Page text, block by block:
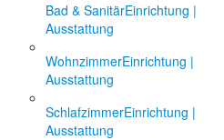
Bad & SanitärEinrichtung |
Ausstattung
WohnzimmerEinrichtung |
Ausstattung
SchlafzimmerEinrichtung |
Ausstattung